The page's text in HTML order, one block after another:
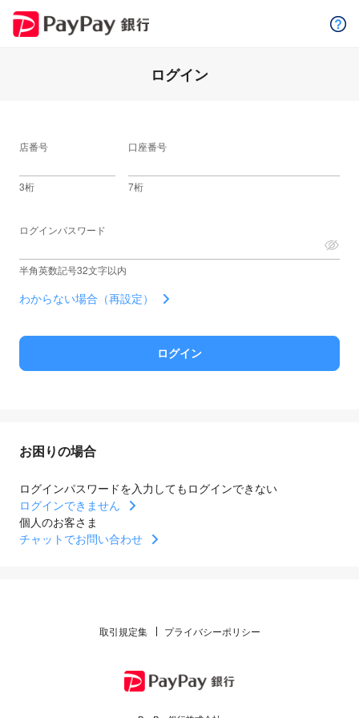
ログイン
店番号
3桁
口座番号
7桁
ログインパスワード
半角英数記号32文字以内
わからない場合（再設定）
お困りの場合
ログインパスワードを入力してもログインできない
ログインできません
個人のお客さま
チャットでお問い合わせ
取引規定集 プライバシーポリシー